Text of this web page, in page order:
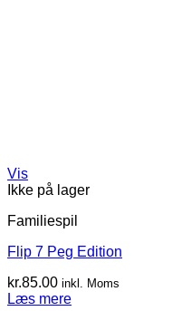
Vis
Ikke på lager
Familiespil
Flip 7 Peg Edition
kr.85.00 inkl. Moms
Læs mere